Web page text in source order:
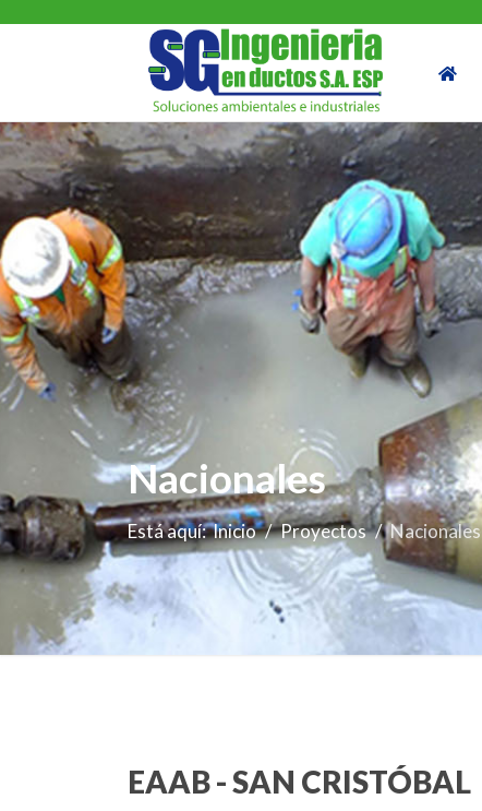
Nacionales
Está aquí:Inicio Proyectos Nacionales
EAAB - SAN CRISTÓBAL